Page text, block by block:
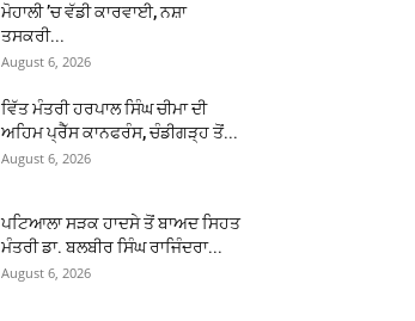
ਮੋਹਾਲੀ ’ਚ ਵੱਡੀ ਕਾਰਵਾਈ, ਨਸ਼ਾ
ਤਸਕਰੀ...
August 6, 2026
ਵਿੱਤ ਮੰਤਰੀ ਹਰਪਾਲ ਸਿੰਘ ਚੀਮਾ ਦੀ
ਅਹਿਮ ਪ੍ਰੈੱਸ ਕਾਨਫਰੰਸ, ਚੰਡੀਗੜ੍ਹ ਤੋਂ...
August 6, 2026
ਪਟਿਆਲਾ ਸੜਕ ਹਾਦਸੇ ਤੋਂ ਬਾਅਦ ਸਿਹਤ
ਮੰਤਰੀ ਡਾ. ਬਲਬੀਰ ਸਿੰਘ ਰਾਜਿੰਦਰਾ...
August 6, 2026